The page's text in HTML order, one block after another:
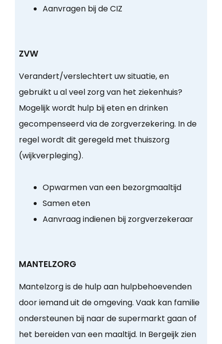
Aanvragen bij de CIZ
ZVW
Verandert/verslechtert uw situatie, en
gebruikt u al veel zorg van het ziekenhuis?
Mogelijk wordt hulp bij eten en drinken
gecompenseerd via de zorgverzekering. In de
regel wordt dit geregeld met thuiszorg
(wijkverpleging).
Opwarmen van een bezorgmaaltijd
Samen eten
Aanvraag indienen bij zorgverzekeraar
MANTELZORG
Mantelzorg is de hulp aan hulpbehoevenden
door iemand uit de omgeving. Vaak kan familie
ondersteunen bij naar de supermarkt gaan of
het bereiden van een maaltijd. In Bergeijk zien